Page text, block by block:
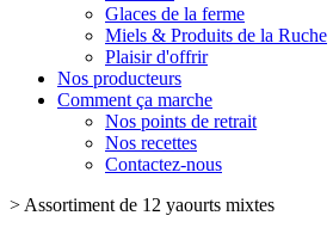
Glaces de la ferme
Miels & Produits de la Ruche
Plaisir d'offrir
Nos producteurs
Comment ça marche
Nos points de retrait
Nos recettes
Contactez-nous
> Assortiment de 12 yaourts mixtes